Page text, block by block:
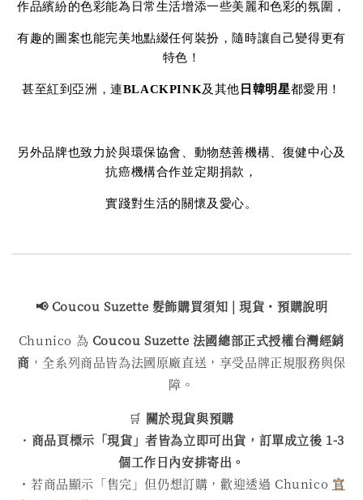
作品繽紛的色彩能為日常生活增添一些美麗和色彩的氛圍，
有趣的圖案也能完美地點綴任何裝扮，隨時讓自己變得更有
特色！
甚至紅到亞洲，連BLACKPINK及其他 日韓明星都愛用！
另外品牌也致力於與環保協會、動物慈善機構、復健中心及
抗癌機構合作並定期捐款，
實踐對生活的關懷及愛心。
📢 Coucou Suzette 髮飾購買須知 | 現貨・預購說明
Chunico 為 Coucou Suzette 法國總部正式授權台灣經銷
商 ，全系列商品皆為法國原廠直送，享受品牌正規服務與保
障。
🛒 關於現貨與預購
・ 商品頁標示「現貨」者皆為立即可出貨，訂單成立後 1-3
個工作日內安排寄出。
・若商品顯示「售完」但仍想訂購，歡迎透過 Chunico 官